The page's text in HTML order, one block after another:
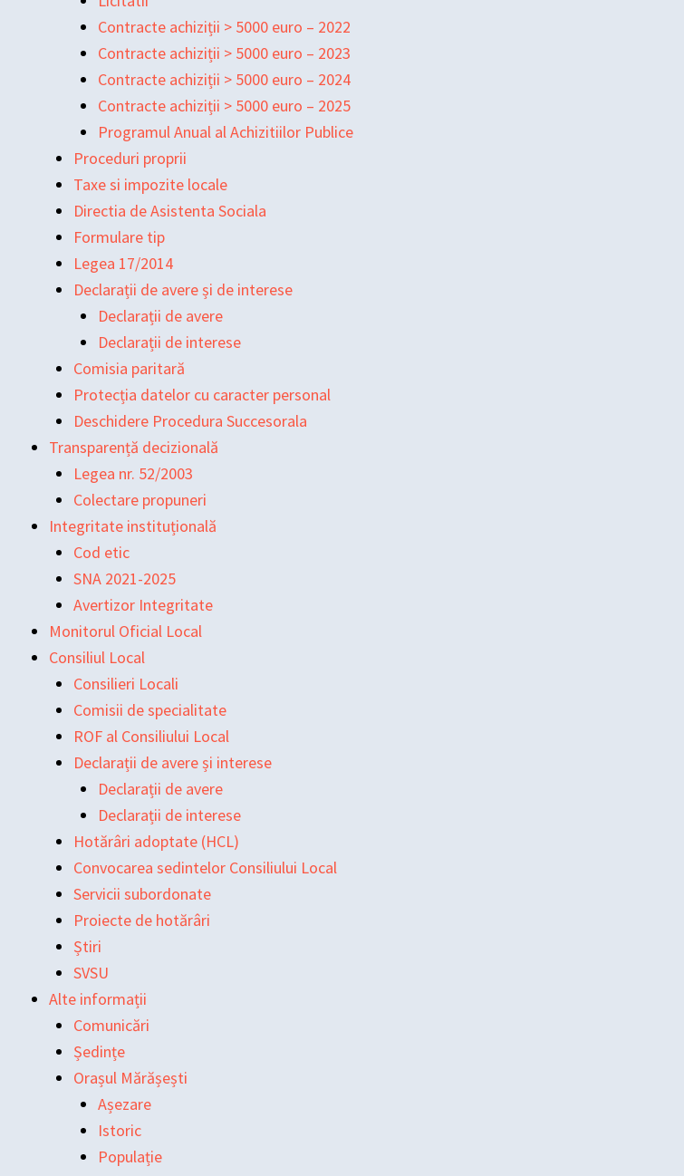
Contracte achiziții > 5000 euro – 2022
Contracte achiziții > 5000 euro – 2023
Contracte achiziții > 5000 euro – 2024
Contracte achiziții > 5000 euro – 2025
Programul Anual al Achizitiilor Publice
Proceduri proprii
Taxe si impozite locale
Directia de Asistenta Sociala
Formulare tip
Legea 17/2014
Declarații de avere și de interese
Declarații de avere
Declarații de interese
Comisia paritară
Protecția datelor cu caracter personal
Deschidere Procedura Succesorala
Transparență decizională
Legea nr. 52/2003
Colectare propuneri
Integritate instituțională
Cod etic
SNA 2021-2025
Avertizor Integritate
Monitorul Oficial Local
Consiliul Local
Consilieri Locali
Comisii de specialitate
ROF al Consiliului Local
Declarații de avere și interese
Declarații de avere
Declarații de interese
Hotărâri adoptate (HCL)
Convocarea sedintelor Consiliului Local
Servicii subordonate
Proiecte de hotărâri
Știri
SVSU
Alte informații
Comunicări
Ședințe
Orașul Mărășești
Așezare
Istoric
Populație